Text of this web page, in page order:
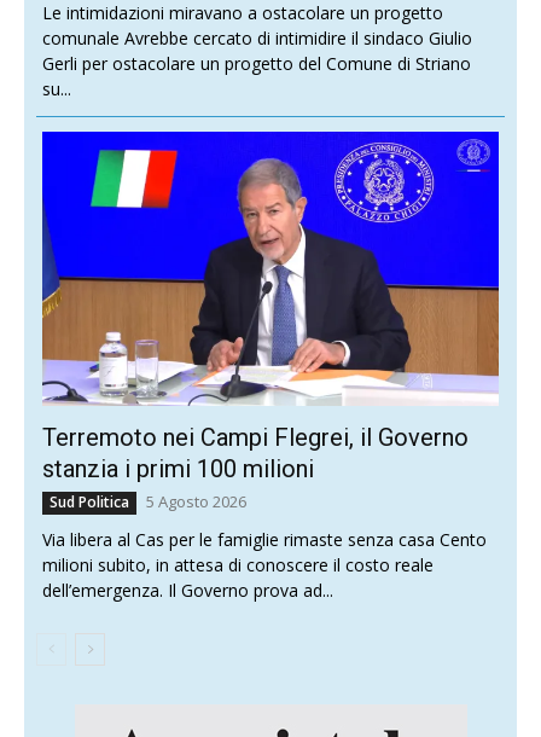
Le intimidazioni miravano a ostacolare un progetto
comunale Avrebbe cercato di intimidire il sindaco Giulio
Gerli per ostacolare un progetto del Comune di Striano
su...
Terremoto nei Campi Flegrei, il Governo
stanzia i primi 100 milioni
Sud Politica 5 Agosto 2026
Via libera al Cas per le famiglie rimaste senza casa Cento
milioni subito, in attesa di conoscere il costo reale
dell’emergenza. Il Governo prova ad...